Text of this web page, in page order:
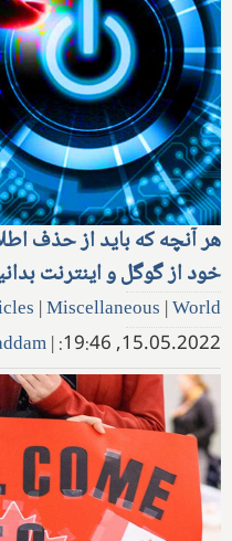
هر آنچه که باید از حذف
خود از گوگل و اینترنت
|Miscellaneous |World
15.05.2022, 19:46:
|